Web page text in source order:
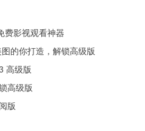
费影视观看神器
的你打造，解锁高级版
高级版
高级版
版